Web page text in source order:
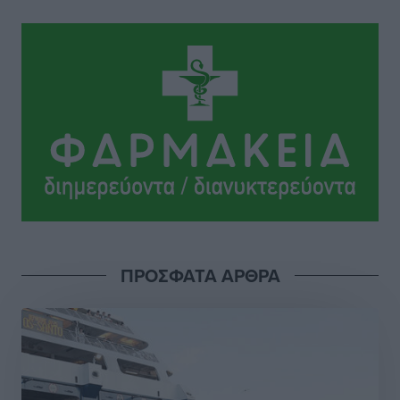
Σι Τζέι Χάρις: «Να πανηγυρίσουμε πολλές νίκες μαζί»
Αθλητικά • πριν 7 ώρες
Ροδήλιος: Ο απολογισμός από το Πανελλήνιο
Πρωτάθλημα Πίστας
Αθλητικά• πριν 7 ώρες
Γ.Σ. Διαγόρας: Εντατική προετοιμασία και επιστροφή
Ρίζου στις Ακαδημίες
ΠΡΟΣΦΑΤΑ ΑΡΘΡΑ